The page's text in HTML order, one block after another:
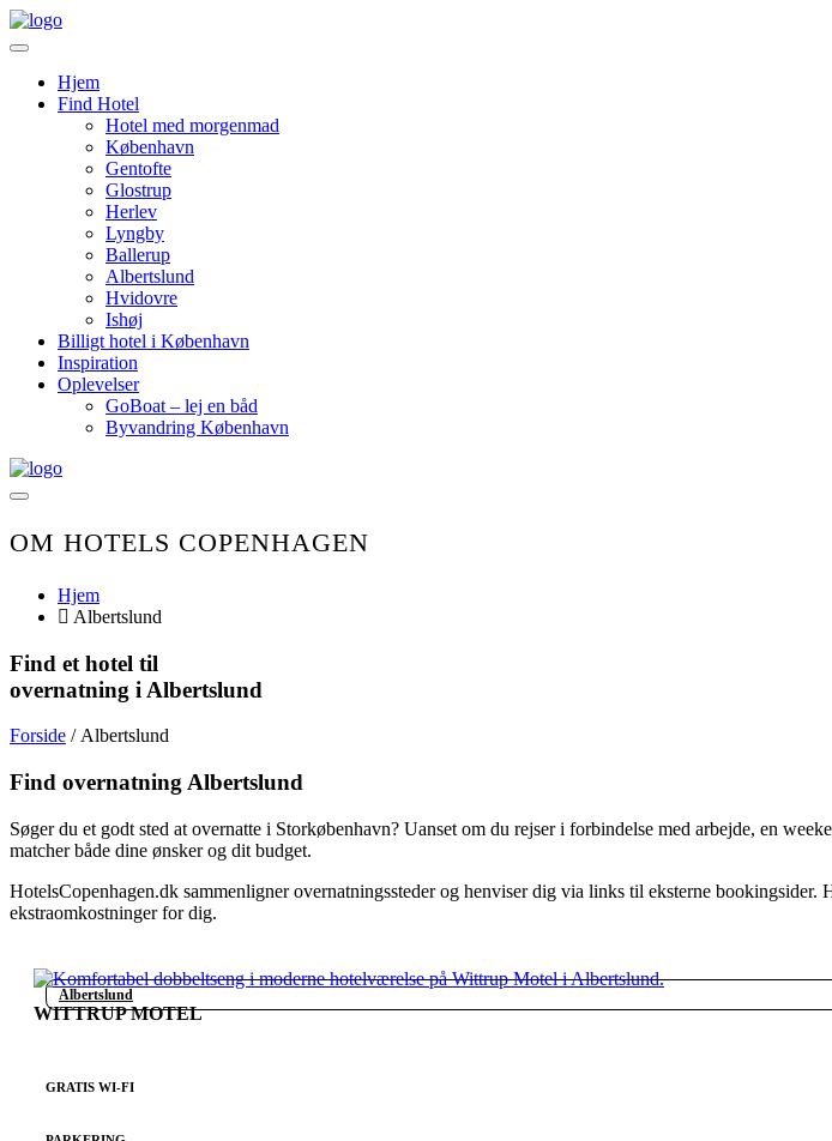
Videre
til
Hjem
Find Hotel
Hotel med morgenmad
København
Gentofte
Glostrup
Herlev
Lyngby
Ballerup
Albertslund
Hvidovre
Ishøj
Billigt hotel i København
Inspiration
Oplevelser
GoBoat – lej en båd
Byvandring København
OM HOTELS COPENHAGEN
Hjem
Albertslund
Find et hotel til
overnatning i Albertslund
Forside / Albertslund
Find overnatning Albertslund
Søger du et godt sted at overnatte i Storkøbenhavn? Uanset om du rejser i forbindelse med arbejde, en
matcher både dine ønsker og dit budget.
HotelsCopenhagen.dk sammenligner overnatningssteder og henviser dig via links til eksterne
ekstraomkostninger for dig.
Albertslund
WITTRUP MOTEL
GRATIS WI-FI